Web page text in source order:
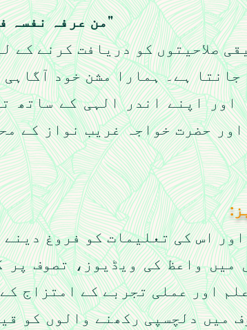
"من عرفہ نفسہ
صلاحیتوں کو دریافت کرنے
ہے۔ ہمارا مشن خود
اور اپنے اندر الہی کے ساتھ
اور حضرت خواجہ غریب نواز کے
اس کی تعلیمات کو فروغ
میں واعظ کی ویڈیوز، تصوف پر
اور عملی تجربے کے امتزاج
میں دلچسپی رکھنے والوں کو